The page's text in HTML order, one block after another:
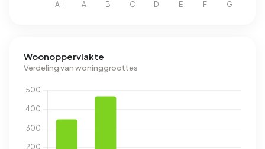
Woonoppervlakte
Verdeling van woninggroottes